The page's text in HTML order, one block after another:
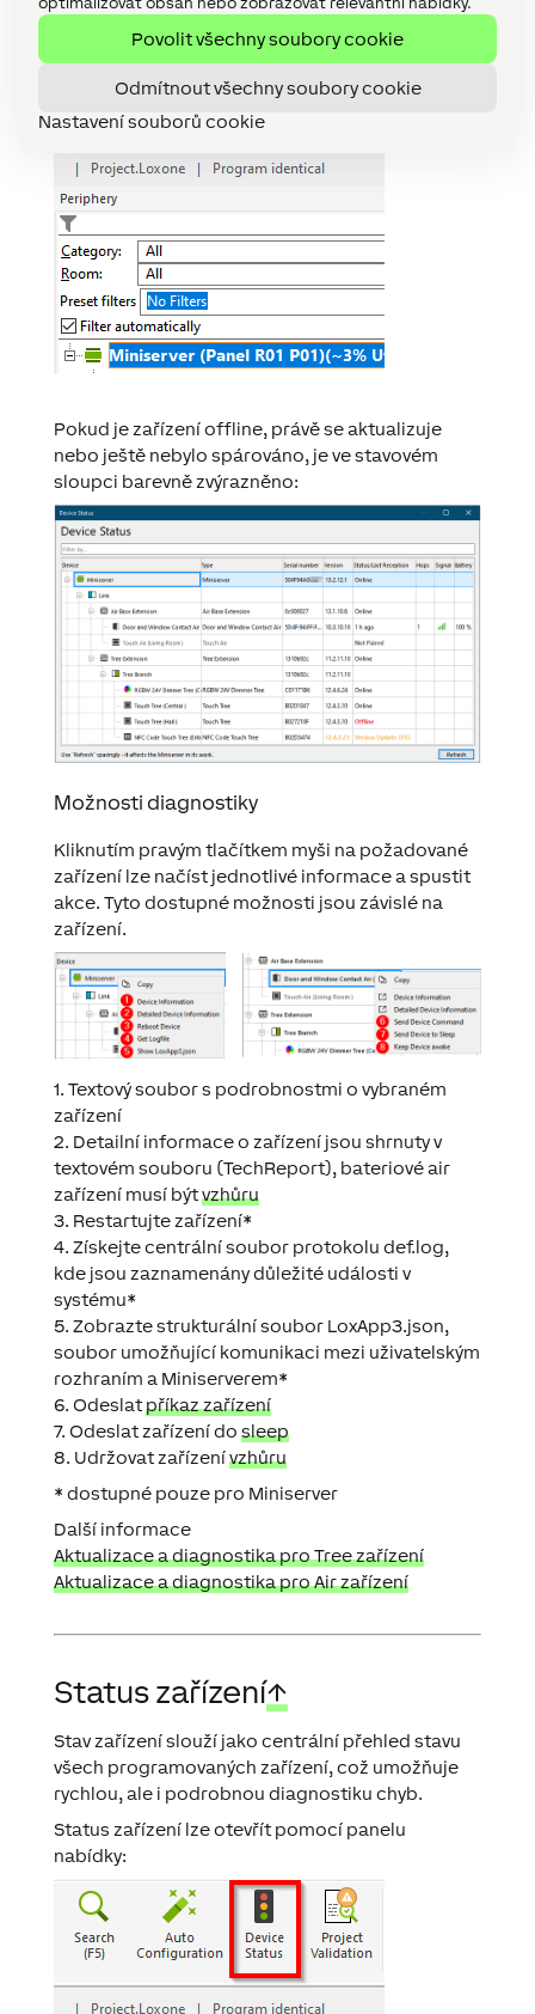
Povolit všechny soubory cookie
Odmítnout všechny soubory cookie
Nastavení souborů cookie
nabídky:
Pokud je zařízení offline, právě se aktualizuje
nebo ještě nebylo spárováno, je ve stavovém
sloupci barevně zvýrazněno:
Možnosti diagnostiky
Kliknutím pravým tlačítkem myši na požadované
zařízení lze načíst jednotlivé informace a spustit
akce. Tyto dostupné možnosti jsou závislé na
zařízení.
1. Textový soubor s podrobnostmi o vybraném
zařízení
2. Detailní informace o zařízení jsou shrnuty v
textovém souboru (TechReport), bateriové air
zařízení musí býtvzhůru
3. Restartujte zařízení*
4. Získejte centrální soubor protokolu def.log,
kde jsou zaznamenány důležité události v
systému*
5. Zobrazte strukturální soubor LoxApp3.json,
soubor umožňující komunikaci mezi uživatelským
rozhraním a Miniserverem*
6. Odeslatpříkaz zařízení
7. Odeslat zařízení do sleep
8. Udržovat zařízenívzhůru
* dostupné pouze pro Miniserver
Další informace
Aktualizace a diagnostika pro Tree zařízení
Aktualizace a diagnostika pro Air zařízení
Status zařízení↑
Stav zařízení slouží jako centrální přehled stavu
všech programovaných zařízení, což umožňuje
rychlou, ale i podrobnou diagnostiku chyb.
Status zařízení lze otevřít pomocí panelu
nabídky: